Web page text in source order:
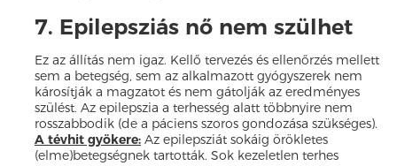
7. Epilepsziás nő nem szülhet
Ez az állítás nem igaz. Kellő tervezés és ellenőrzés mellett
sem a betegség, sem az alkalmazott gyógyszerek nem
károsítják a magzatot és nem gátolják az eredményes
szülést. Az epilepszia a terhesség alatt többnyire nem
rosszabbodik (de a páciens szoros gondozása szükséges).
A tévhit gyökere: Az epilepsziát sokáig örökletes
(elme)betegségnek tartották. Sok kezeletlen terhes